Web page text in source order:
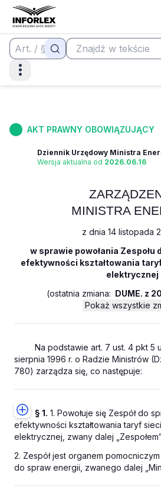
AKT PRAWNY OBOWIĄZUJĄCY
Dziennik Urzędowy Ministra
Wersja aktualna od 2026.06.16
MINISTRA
z dnia 14 listopada
w sprawie powołania Zespołu
efektywności kształtowania
elektrycznej
(ostatnia zmiana: DUME. z
Pokaż wszystkie
Na podstawie art. 7 ust. 4 pkt 5
sierpnia 1996 r. o Radzie Ministrów
780) zarządza się, co następuje:
§ 1. 1. Powołuje się Zespół do
efektywności kształtowania taryf
elektrycznej, zwany dalej
2. Zespół jest organem
do spraw energii, zwanego dalej